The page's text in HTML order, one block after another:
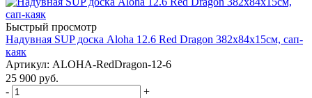
Быстрый просмотр
Надувная SUP доска Aloha 12.6 Red Dragon 382x84x15см, сап-
каяк
Артикул: ALOHA-RedDragon-12-6
25 900 руб.
-
+